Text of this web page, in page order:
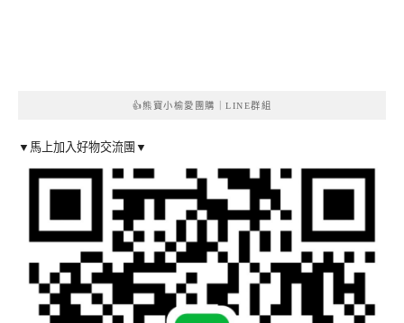
👍熊寶小榆愛團購｜LINE群組
▼馬上加入好物交流團▼